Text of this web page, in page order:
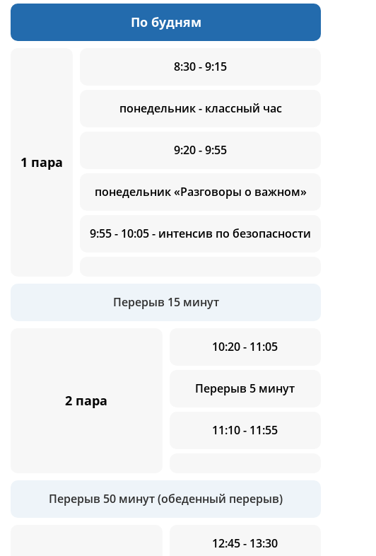
По будням
1 пара
8:30 - 9:15
понедельник - классный час
9:20 - 9:55
понедельник «Разговоры о важном»
9:55 - 10:05 - интенсив по безопасности
Перерыв 15 минут
2 пара
10:20 - 11:05
Перерыв 5 минут
11:10 - 11:55
Перерыв 50 минут (обеденный перерыв)
12:45 - 13:30